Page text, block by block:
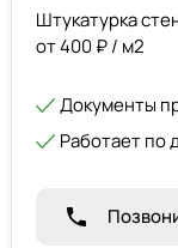
Штукатурка
от 400 ₽ / м2
Документы
Работает по